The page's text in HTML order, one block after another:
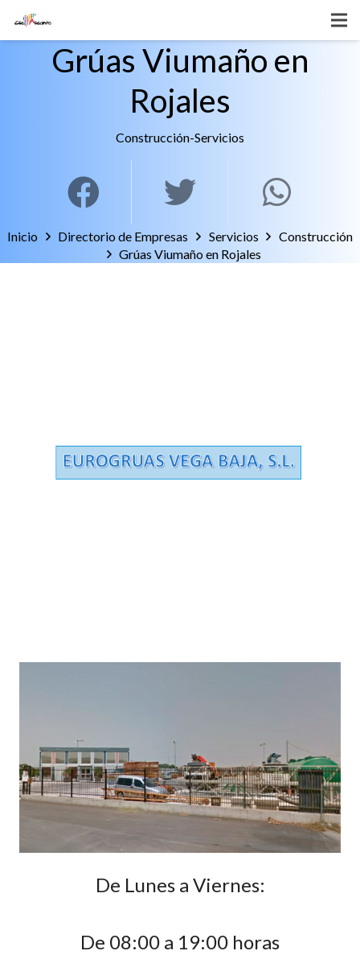
Grúas Viumaño en
Rojales
Construcción-Servicios
Inicio Directorio de Empresas Servicios
Construcción
Grúas Viumaño en Rojales
De Lunes a Viernes:
De 08:00 a 19:00 horas